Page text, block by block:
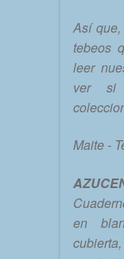
Así
tebeos
leer
ver si
Maite -
en